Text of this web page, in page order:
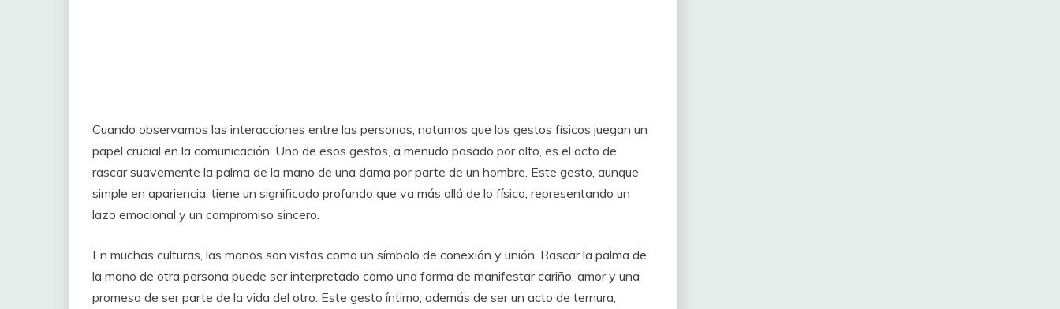
Cuando observamos las interacciones entre las personas, notamos que los gestos físicos juegan un
papel crucial en la comunicación. Uno de esos gestos, a menudo pasado por alto, es el acto de
rascar suavemente la palma de la mano de una dama por parte de un hombre. Este gesto, aunque
simple en apariencia, tiene un significado profundo que va más allá de lo físico, representando un
lazo emocional y un compromiso sincero.
En muchas culturas, las manos son vistas como un símbolo de conexión y unión. Rascar la palma de
la mano de otra persona puede ser interpretado como una forma de manifestar cariño, amor y una
promesa de ser parte de la vida del otro. Este gesto íntimo, además de ser un acto de ternura,